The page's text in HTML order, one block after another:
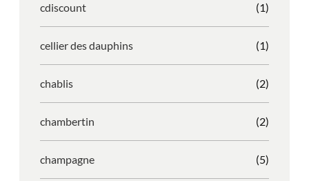
cdiscount (1)
cellier des dauphins (1)
chablis (2)
chambertin (2)
champagne (5)